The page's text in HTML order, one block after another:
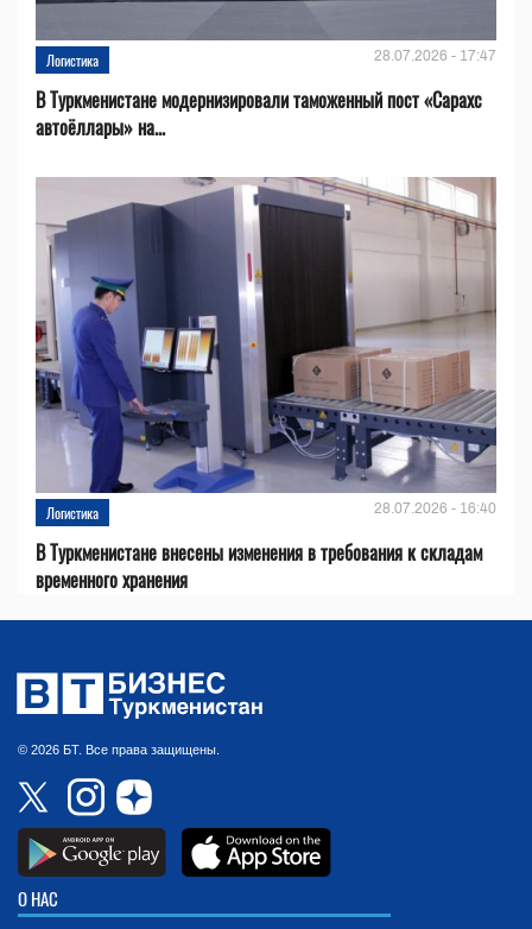
Логистика 28.07.2026 - 17:47
В Туркменистане модернизировали таможенный пост «Сарахс
автоёллары» на...
Логистика 28.07.2026 - 16:40
В Туркменистане внесены изменения в требования к складам
временного хранения
© 2026 БТ. Все права защищены.
О НАС